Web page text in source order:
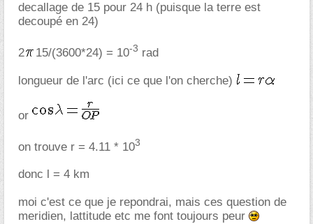
decallage de 15 pour 24 h (puisque la terre est
decoupé en 24)
2 15/(3600*24) = 10-3 rad
longueur de l'arc (ici ce que l'on cherche)
or
on trouve r = 4.11 * 103
donc l = 4 km
moi c'est ce que je repondrai, mais ces question de
meridien, lattitude etc me font toujours peur